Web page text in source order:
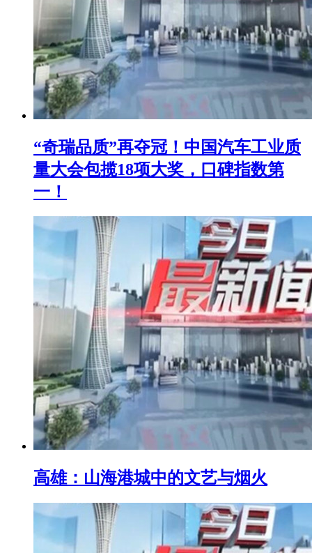
“奇瑞品质”再夺冠！中国汽车工业质
量大会包揽18项大奖，口碑指数第
一！
高雄：山海港城中的文艺与烟火